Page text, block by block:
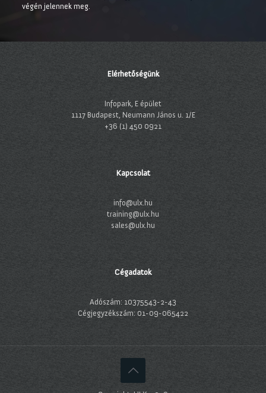
végén jelennek meg.
Elérhetőségünk
Infopark, E épület
1117 Budapest, Neumann János u. 1/E
+36 (1) 450 0921
Kapcsolat
info@ulx.hu
training@ulx.hu
sales@ulx.hu
Cégadatok
Adószám: 10375543-2-43
Cégjegyzékszám: 01-09-065422